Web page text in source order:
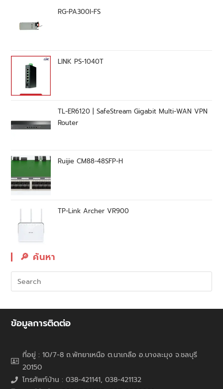
RG-PA300I-FS
LINK PS-1040T
TL-ER6120 | SafeStream Gigabit Multi-WAN VPN
Router
Ruijie CM88-48SFP-H
TP-Link Archer VR900
🔎︎ ค้นหา
ข้อมูลการติดต่อ
ที่อยู่ : 10/7-8 ถ.พัทยาเหนือ ต.นาเกลือ อ.บางละมุง จ.ชลบุรี
20150
โทรศัพท์บ้าน : 038-421141, 038-421132